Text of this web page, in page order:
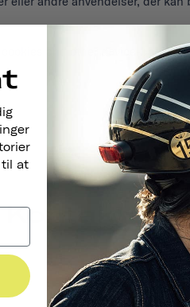
and other device-based
Kontakten
til at